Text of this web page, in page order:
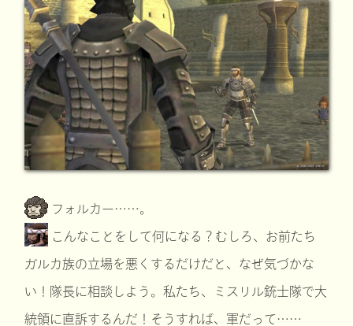
フォルカー……。
こんなことをして何になる？むしろ、お前たち
ガルカ族の立場を悪くするだけだと、なぜ気づかな
い！隊長に相談しよう。私たち、ミスリル銃士隊で大
統領に直訴するんだ！そうすれば、軍だって……